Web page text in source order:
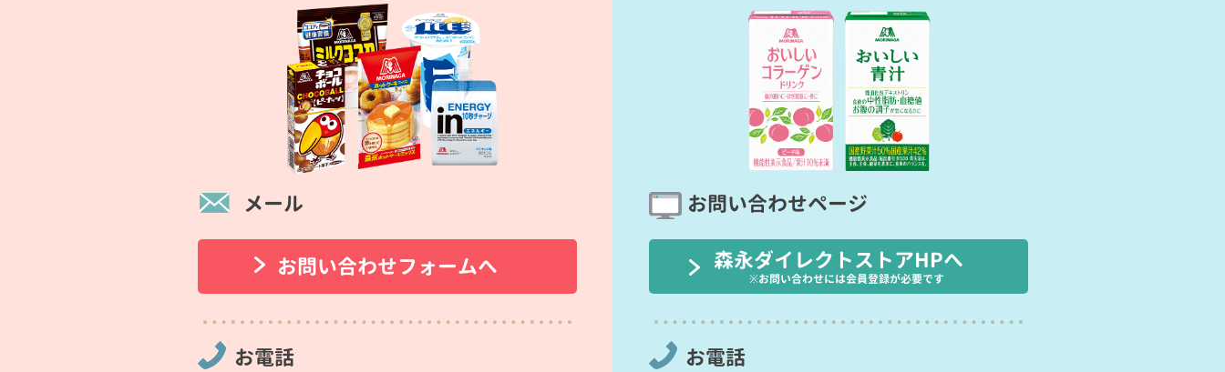
メール
お問い合わせフォームへ
お電話
お問い合わせページ
森永ダイレクトストアHPへ
※お問い合わせには会員登録が必要です
お電話